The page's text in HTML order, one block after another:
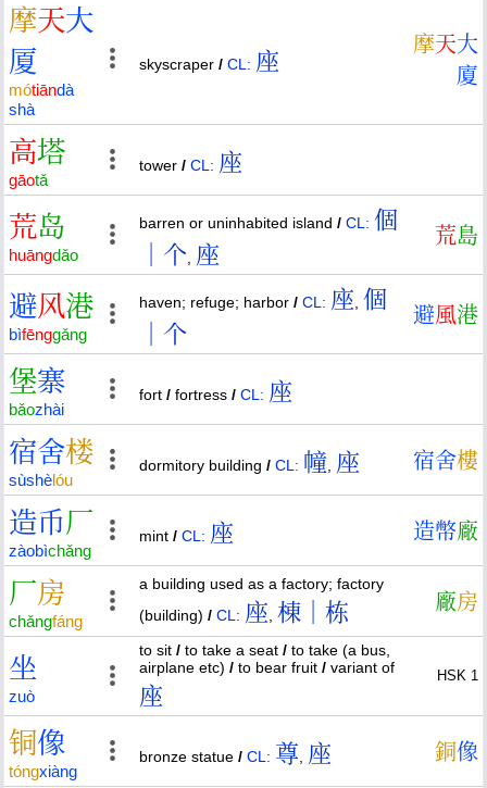
摩天大
厦
mótiāndà
shà
skyscraper / CL: 座
摩天大
廈
高塔
gāotǎ
tower / CL: 座
荒岛
huāngdǎo
barren or uninhabited island / CL: 個
｜个 座
荒島
避风港
bìfēnggǎng
haven; refuge; harbor / CL: 座 個
｜个
避風港
堡寨
bǎozhài
fort / fortress / CL: 座
宿舍楼
sùshèlóu
dormitory building / CL: 幢 座 宿舍樓
造币厂
zàobìchǎng
mint / CL: 座 造幣廠
厂房
chǎngfáng
a building used as a factory; factory
(building) / CL: 座 棟｜栋 廠房
坐
zuò
to sit / to take a seat / to take (a bus,
airplane etc) / to bear fruit / variant of
座
HSK 1
铜像
tóngxiàng
bronze statue / CL: 尊 座 銅像